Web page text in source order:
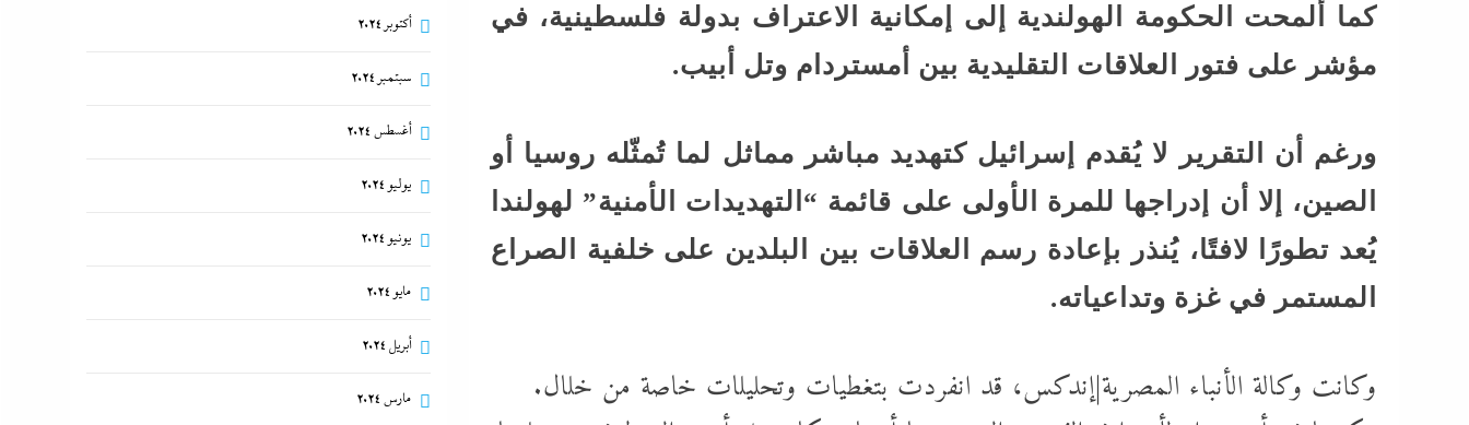
كما ألمحت الحكومة الهولندية إلى إمكانية الاعتراف بدولة فلسطينية، في
مؤشر على فتور العلاقات التقليدية بين أمستردام وتل أبيب.
ورغم أن التقرير لا يُقدم إسرائيل كتهديد مباشر مماثل لما تُمثّله روسيا أو
الصين، إلا أن إدراجها للمرة الأولى على قائمة “التهديدات الأمنية” لهولندا
يُعد تطورًا لافتًا، يُنذر بإعادة رسم العلاقات بين البلدين على خلفية الصراع
المستمر في غزة وتداعياته.
وكانت وكالة الأنباء المصرية|إندكس، قد انفردت بتغطيات وتحليلات خاصة من خلال.
أكتوبر 2024
سبتمبر 2024
أغسطس 2024
يوليو 2024
يونيو 2024
مايو 2024
أبريل 2024
مارس 2024